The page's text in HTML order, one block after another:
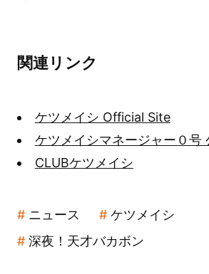
関連リンク
ケツメイシ Official Site
ケツメイシマネージャー０
CLUBケツメイシ
ニュース
ケツメイシ
深夜！天才バカボン